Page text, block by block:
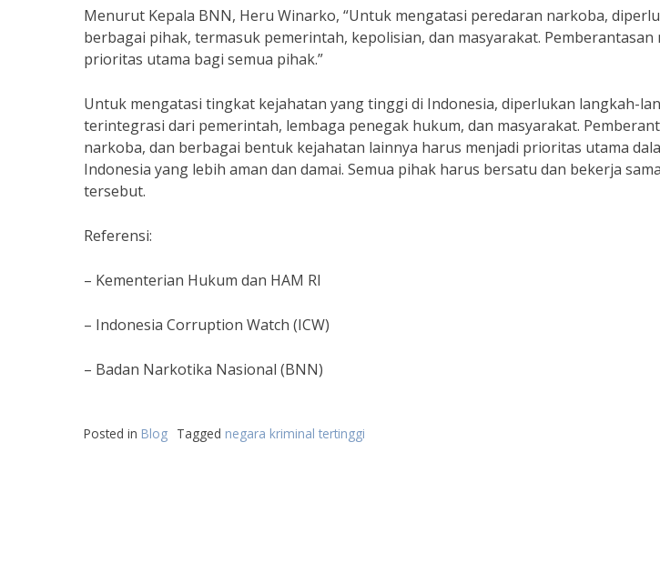
Menurut Kepala BNN, Heru Winarko, “Untuk mengatasi peredaran narkoba,
berbagai pihak, termasuk pemerintah, kepolisian, dan masyarakat.
prioritas utama bagi semua pihak.”
Untuk mengatasi tingkat kejahatan yang tinggi di Indonesia, diperlukan langkah-
terintegrasi dari pemerintah, lembaga penegak hukum, dan masyarakat.
narkoba, dan berbagai bentuk kejahatan lainnya harus menjadi prioritas utama
Indonesia yang lebih aman dan damai. Semua pihak harus bersatu dan bekerja
tersebut.
Referensi:
– Kementerian Hukum dan HAM RI
– Indonesia Corruption Watch (ICW)
– Badan Narkotika Nasional (BNN)
Posted in Blog Tagged negara kriminal tertinggi